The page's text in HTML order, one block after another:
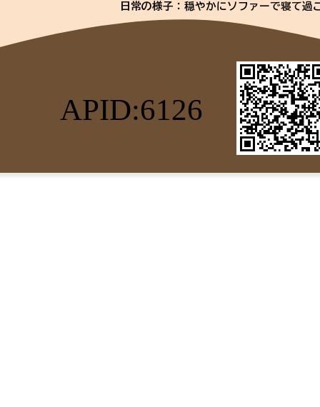
日常の様子：穏やかにソファーで寝て
人に乗ったりはなく捕まえようとすると
時たまに噛みます。猫じゃらしと首周
フード： ロイヤルカナンユリナリーS/
Ｎ&Dキヌア ユリナリー（下部尿路健
用（ドライ）
抗体検査：(FIV・FeLV)マイナス
ワクチン：３種混合接種済み
その他：聴診・検便 異常なし、ノミダ
APID:6126